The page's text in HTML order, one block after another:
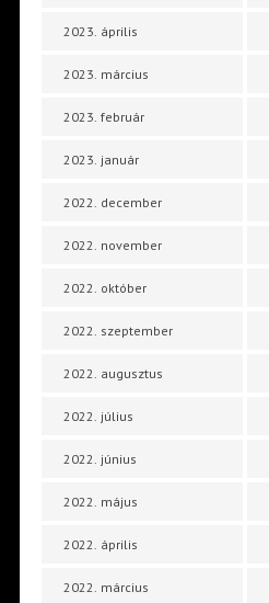
2023. április
2023. március
2023. február
2023. január
2022. december
2022. november
2022. október
2022. szeptember
2022. augusztus
2022. július
2022. június
2022. május
2022. április
2022. március